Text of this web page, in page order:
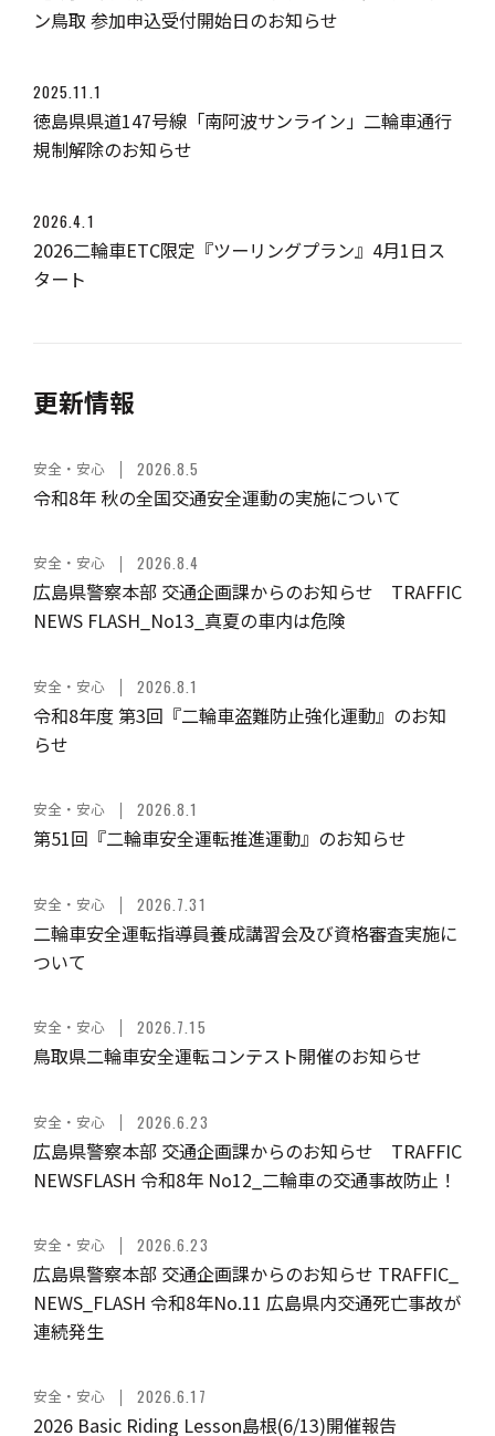
ン鳥取 参加申込受付開始日のお知らせ
2025.11.1
徳島県県道147号線「南阿波サンライン」二輪車通行
規制解除のお知らせ
2026.4.1
2026二輪車ETC限定『ツーリングプラン』4月1日ス
タート
更新情報
安全・安心 2026.8.5
令和8年 秋の全国交通安全運動の実施について
安全・安心 2026.8.4
広島県警察本部 交通企画課からのお知らせ TRAFFIC
NEWS FLASH_No13_真夏の車内は危険
安全・安心 2026.8.1
令和8年度 第3回『二輪車盗難防止強化運動』のお知
らせ
安全・安心 2026.8.1
第51回『二輪車安全運転推進運動』のお知らせ
安全・安心 2026.7.31
二輪車安全運転指導員養成講習会及び資格審査実施に
ついて
安全・安心 2026.7.15
鳥取県二輪車安全運転コンテスト開催のお知らせ
安全・安心 2026.6.23
広島県警察本部 交通企画課からのお知らせ TRAFFIC
NEWSFLASH 令和8年 No12_二輪車の交通事故防止！
安全・安心 2026.6.23
広島県警察本部 交通企画課からのお知らせ TRAFFIC_
NEWS_FLASH 令和8年No.11 広島県内交通死亡事故が
連続発生
安全・安心 2026.6.17
2026 Basic Riding Lesson島根(6/13)開催報告